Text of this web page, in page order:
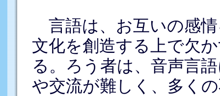
言語は、お互いの感
文化を創造する上で欠
る。ろう者は、音声言
や交流が難しく、多く